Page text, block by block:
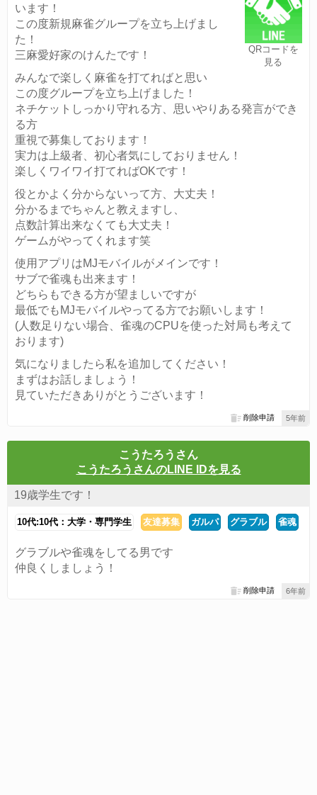
QRコードを
見る
います！
この度新規麻雀グループを立ち上げまし
た！
三麻愛好家のけんたです！
みんなで楽しく麻雀を打てればと思い
この度グループを立ち上げました！
ネチケットしっかり守れる方、思いやりある発言ができ
る方
重視で募集しております！
実力は上級者、初心者気にしておりません！
楽しくワイワイ打てればOKです！
役とかよく分からないって方、大丈夫！
分かるまでちゃんと教えますし、
点数計算出来なくても大丈夫！
ゲームがやってくれます笑
使用アプリはMJモバイルがメインです！
サブで雀魂も出来ます！
どちらもできる方が望ましいですが
最低でもMJモバイルやってる方でお願いします！
(人数足りない場合、雀魂のCPUを使った対局も考えて
おります)
気になりましたら私を追加してください！
まずはお話しましょう！
見ていただきありがとうございます！
5年前
削除申請
こうたろうさん
こうたろうさんのLINE IDを見る
19歳学生です！
10代:10代：大学・専門学生 友達募集 ガルパ グラブル 雀魂
グラブルや雀魂をしてる男です
仲良くしましょう！
6年前
削除申請